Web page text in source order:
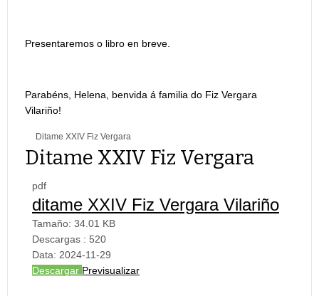
Presentaremos o libro en breve.
Parabéns, Helena, benvida á familia do Fiz Vergara
Vilariño!
Ditame XXIV Fiz Vergara
Ditame XXIV Fiz Vergara
pdf
ditame XXIV Fiz Vergara Vilariño
Tamaño: 34.01 KB
Descargas : 520
Data: 2024-11-29
Descargar Previsualizar